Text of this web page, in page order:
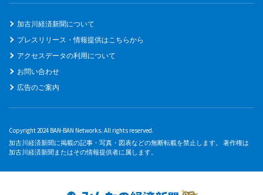
加古川経済新聞について
プレスリリース・情報提供はこちらから
アクセスデータの利用について
お問い合わせ
広告のご案内
Copyright 2024 BAN-BAN Networks. All rights reserved.
加古川経済新聞に掲載の記事・写真・図表などの無断転載を禁止します。 著作権は
加古川経済新聞またはその情報提供者に属します。